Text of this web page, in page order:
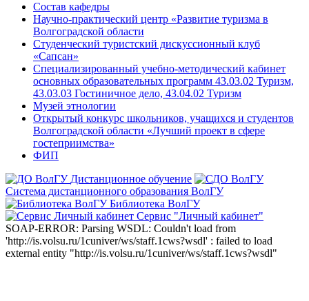
Состав кафедры
Научно-практический центр «Развитие туризма в
Волгоградской области
Студенческий туристский дискуссионный клуб
«Сапсан»
Специализированный учебно-методический кабинет
основных образовательных программ 43.03.02 Туризм,
43.03.03 Гостиничное дело, 43.04.02 Туризм
Музей этнологии
Открытый конкурс школьников, учащихся и студентов
Волгоградской области «Лучший проект в сфере
гостеприимства»
ФИП
Дистанционное обучение
Система дистанционного образования ВолГУ
Библиотека ВолГУ
Сервис "Личный кабинет"
SOAP-ERROR: Parsing WSDL: Couldn't load from
'http://is.volsu.ru/1cuniver/ws/staff.1cws?wsdl' : failed to load
external entity "http://is.volsu.ru/1cuniver/ws/staff.1cws?wsdl"